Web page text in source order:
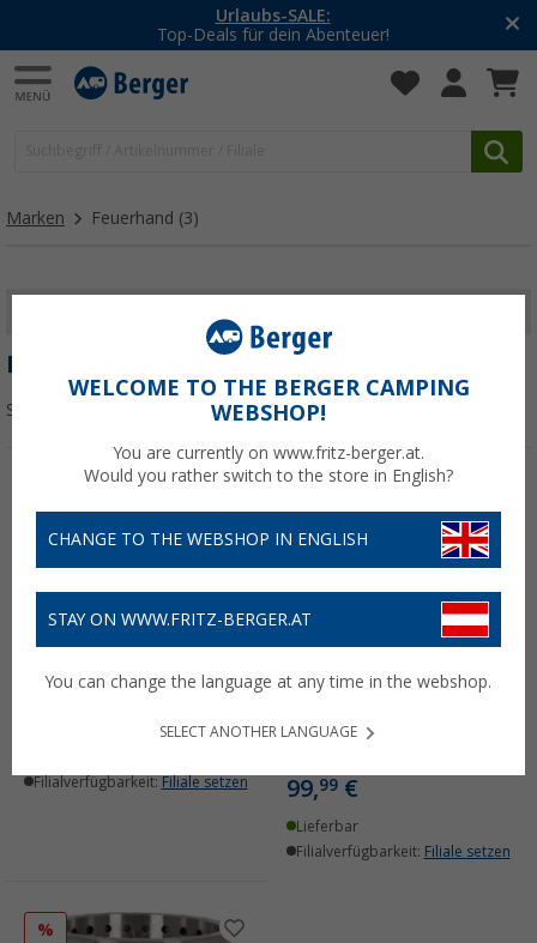
Urlaubs-SALE:
Top-Deals für dein Abenteuer!
Marken Feuerhand (3)
FEUERHAND
Sortieren:
für Tamber Tischgrill
Filialverfügbarkeit: Filiale setzen
Feuerhand Tamber
mit Deckel und
99,99 €
Lieferbar
Filialverfügbarkeit: Filiale setzen
%
WELCOME TO THE BERGER CAMPING
WEBSHOP!
You are currently on www.fritz-berger.at.
Would you rather switch to the store in English?
CHANGE TO THE WEBSHOP IN ENGLISH
STAY ON WWW.FRITZ-BERGER.AT
You can change the language at any time in the webshop.
SELECT ANOTHER LANGUAGE